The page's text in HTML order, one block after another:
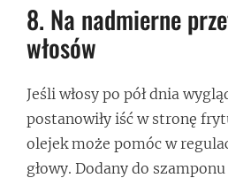
8. Na nadmierne
włosów
Jeśli włosy po pół dnia
postanowiły iść w stronę
olejek może pomóc w
głowy. Dodany do